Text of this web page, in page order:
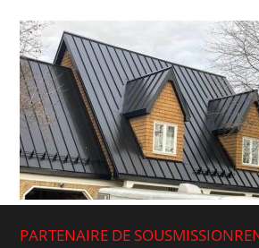
PARTENAIRE DE